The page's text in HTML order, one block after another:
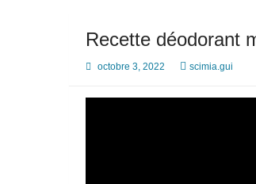
Recette déodorant
octobre 3, 2022 scimia.gui